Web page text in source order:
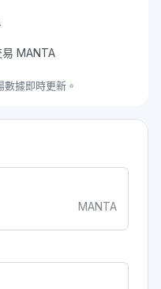
MANTA
數據即時更新。
MANTA